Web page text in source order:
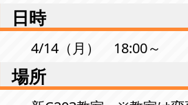
日時
4/14（月） 18:00～
場所